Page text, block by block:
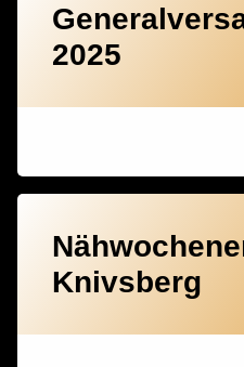
2025
Knivsberg